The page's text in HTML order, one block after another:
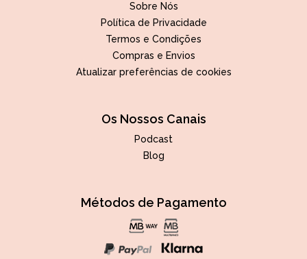
Sobre Nós
Política de Privacidade
Termos e Condições
Compras e Envios
Atualizar preferências de cookies
Os Nossos Canais
Podcast
Blog
Métodos de Pagamento